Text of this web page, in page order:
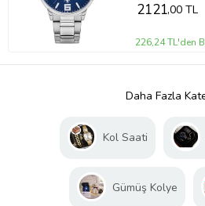
2121,00 TL
226,24 TL'den
Daha Fazla
Kol Saati
Gümüş Kolye